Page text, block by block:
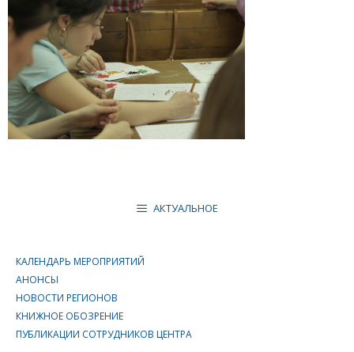
АКТУАЛЬНОЕ
КАЛЕНДАРЬ МЕРОПРИЯТИЙ
АНОНСЫ
НОВОСТИ РЕГИОНОВ
КНИЖНОЕ ОБОЗРЕНИЕ
ПУБЛИКАЦИИ СОТРУДНИКОВ ЦЕНТРА